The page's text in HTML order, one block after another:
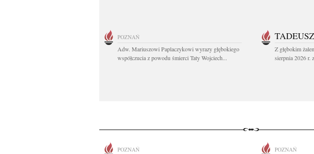
POZNAŃ
Adw. Mariuszowi Paplaczykowi wyrazy głębokiego
współczucia z powodu śmierci Taty Wojciech...
Z głębokim
sierpnia 2026 r.
POZNAŃ POZNAŃ